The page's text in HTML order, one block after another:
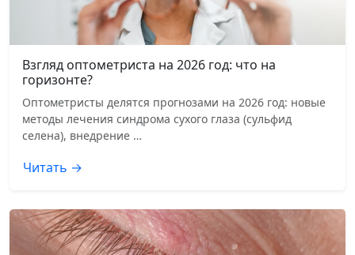
Взгляд оптометриста на 2026 год: что на
горизонте?
Оптометристы делятся прогнозами на 2026 год: новые
методы лечения синдрома сухого глаза (сульфид
селена), внедрение …
Читать →